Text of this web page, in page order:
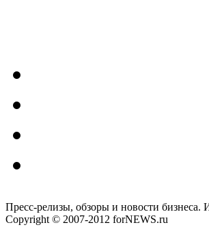
Пресс-релизы, обзоры и новости
Copyright © 2007-2012 forNEWS.ru